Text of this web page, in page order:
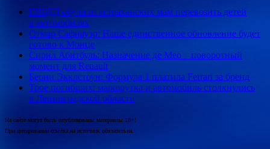
ГИБДД обучили астраханских мам перевозить детей
в автомобилях
Отмар Сафнауэр: Наше единственное обновление будет
готово к Монце
Сирил Абитбуль: Назначение де Мео – поворотный
момент для Renault
Берни Экклстоун: Формула 1 платила Ferrari за бренд
Трое погибших: маршрутка и автомобиль столкнулись
в Ленинградской области
На сайте могут быть опубликованы материалы 18+!
При цитировании ссылка на источник обязательна.